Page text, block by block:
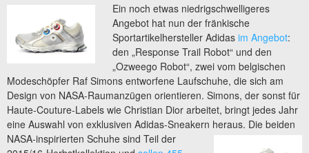
Ein noch etwas niedrigschwelligeres
Angebot hat nun der fränkische
Sportartikelhersteller Adidasim Angebot:
den „Response Trail Robot“ und den
„Ozweego Robot“, zwei vom belgischen
Modeschöpfer Raf Simons entworfene Laufschuhe, die sich am
Design von NASA-Raumanzügen orientieren. Simons, der sonst für
Haute-Couture-Labels wie Christian Dior arbeitet, bringt jedes Jahr
eine Auswahl von exklusiven Adidas-Sneakern heraus. Die beiden
NASA-inspirierten Schuhe sind Teil der